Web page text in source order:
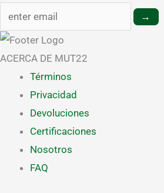
→
ACERCA DE MUT22
Términos
Privacidad
Devoluciones
Certificaciones
Nosotros
FAQ